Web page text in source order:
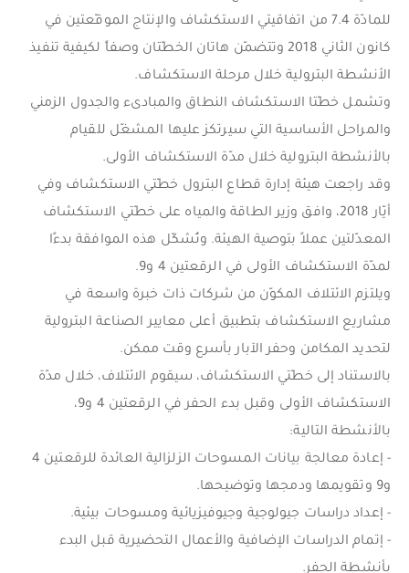
للمادّة 7.4 من اتفاقيتي الاستكشاف والإنتاج الموقّعتين في
كانون الثاني 2018 وتتضمّن هاتان الخطّتان وصفاً لكيفية تنفيذ
الأنشطة البترولية خلال مرحلة الاستكشاف.
وتشمل خطّتا الاستكشاف النطاق والمبادىء والجدول الزمني
والمراحل الأساسية التي سيرتكز عليها المشغّل للقيام
بالأنشطة البترولية خلال مدّة الاستكشاف الأولى.
وقد راجعت هيئة إدارة قطاع البترول خطّتي الاستكشاف وفي
أيّار 2018، وافق وزير الطاقة والمياه على خطّتي الاستكشاف
المعدّلتين عملاً بتوصية الهيئة. وتُشكّل هذه الموافقة بدءًا
لمدّة الاستكشاف الأولى في الرقعتين 4 و9.
ويلتزم الائتلاف المكوّن من شركات ذات خبرة واسعة في
مشاريع الاستكشاف بتطبيق أعلى معايير الصناعة البترولية
لتحديد المكامن وحفر الآبار بأسرع وقت ممكن.
بالاستناد إلى خطّتي الاستكشاف، سيقوم الائتلاف، خلال مدّة
الاستكشاف الأولى وقبل بدء الحفر في الرقعتين 4 و9،
بالأنشطة التالية:
- إعادة معالجة بيانات المسوحات الزلزالية العائدة للرقعتين 4
و9 وتقويمها ودمجها وتوضيحها.
- إعداد دراسات جيولوجية وجيوفيزيائية ومسوحات بيئية.
- إتمام الدراسات الإضافية والأعمال التحضيرية قبل البدء
بأنشطة الحفر.